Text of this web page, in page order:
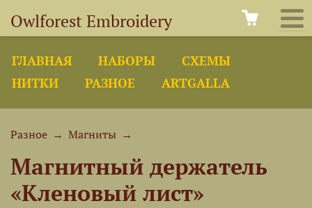
Owlforest Embroidery
ГЛАВНАЯ НАБОРЫ
СХЕМЫ
НИТКИ
РАЗНОЕ ARTGALLA
Разное → Магниты →
Магнитный держатель
«Кленовый лист»